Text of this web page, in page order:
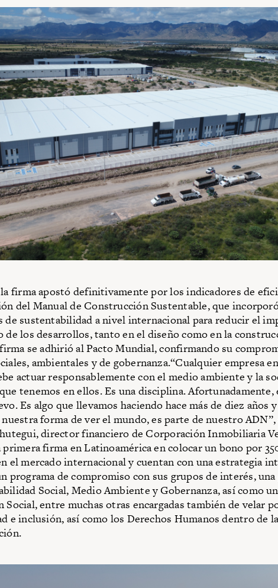
la firma apostó definitivamente por los indicadores de
del Manual de Construcción Sustentable, que
de sustentabilidad a nivel internacional para reducir el
de los desarrollos, tanto en el diseño como en la
se adhirió al Pacto Mundial, confirmando su
ambientales y de gobernanza.“Cualquier empresa
actuar responsablemente con el medio ambiente y la
tenemos en ellos. Es una disciplina. Afortunadamente,
Es algo que llevamos haciendo hace más de diez años
forma de ver el mundo, es parte de nuestro ADN”,
director financiero de Corporación Inmobiliaria
firma en Latinoamérica en colocar un bono por
el mercado internacional y cuentan con una estrategia
programa de compromiso con sus grupos de interés,
Social, Medio Ambiente y Gobernanza, así como
Social, entre muchas otras encargadas también de velar
e inclusión, así como los Derechos Humanos dentro de